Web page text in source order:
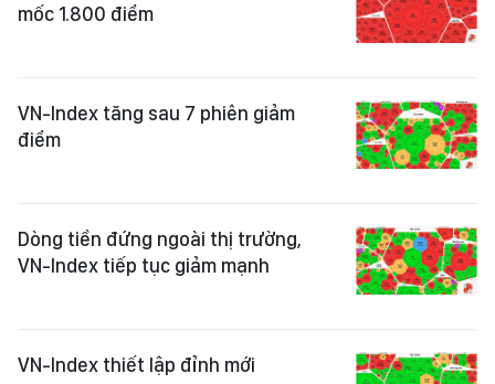
mốc 1.800 điểm
VN-Index tăng sau 7 phiên giảm
điểm
Dòng tiền đứng ngoài thị trường,
VN-Index tiếp tục giảm mạnh
VN-Index thiết lập đỉnh mới